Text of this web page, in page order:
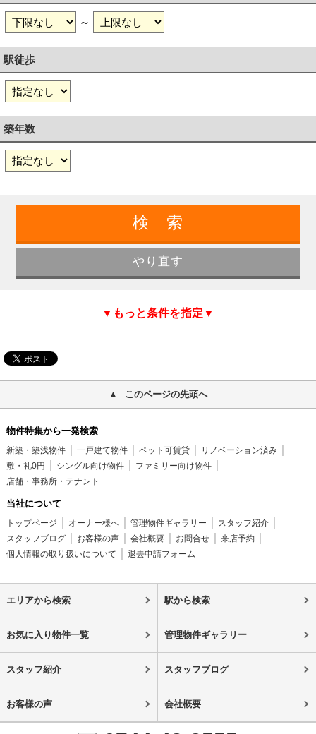
～
駅徒歩
築年数
▼もっと条件を指定▼
このページの先頭へ
物件特集から一発検索
新築・築浅物件 一戸建て物件 ペット可賃貸
リノベーション済み
敷・礼0円
シングル向け物件
ファミリー向け物件
店舗・事務所・テナント
当社について
トップページ オーナー様へ 管理物件ギャラリー
スタッフ紹介
スタッフブログ
お客様の声 会社概要 お問合せ
来店予約
個人情報の取り扱いについて
退去申請フォーム
エリアから検索 駅から検索
お気に入り物件一覧 管理物件ギャラリー
スタッフ紹介 スタッフブログ
お客様の声 会社概要